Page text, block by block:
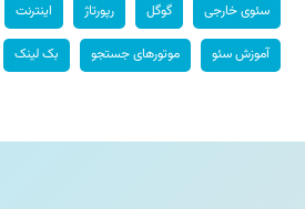
سئوی خارجی گوگل رپورتاژ اینترنت
آموزش سئو موتورهای جستجو بک لینک